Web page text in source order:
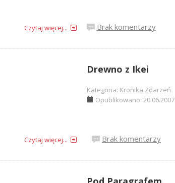
Czytaj więcej... Brak komentarzy
Czytaj więcej...
Drewno z Ikei
Kategoria: Kronika Zdarzeń
Opublikowano: 20.06.2007
Brak komentarzy